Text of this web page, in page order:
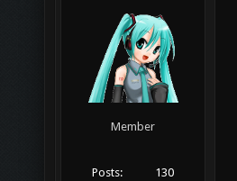
Member
Posts:
130